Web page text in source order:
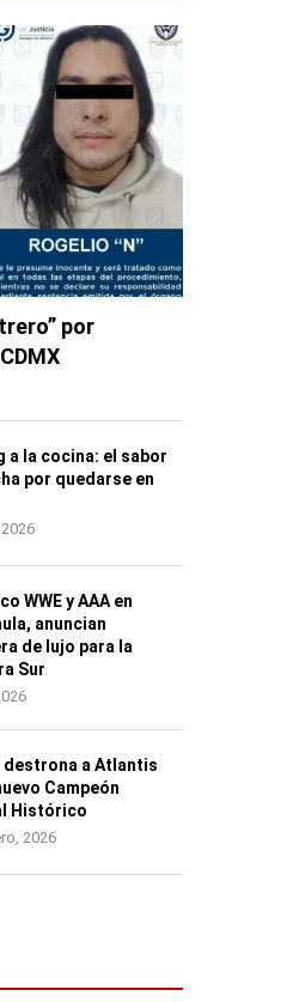
por
a la cocina: el sabor
por quedarse en
WWE y AAA en
anuncian
de lujo para la
Sur
destrona a Atlantis
Campeón
Histórico
2026